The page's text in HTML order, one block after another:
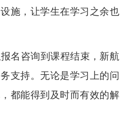
施，让学生在学习之余也
名咨询到课程结束，新航
支持。无论是学习上的问
都能得到及时而有效的解